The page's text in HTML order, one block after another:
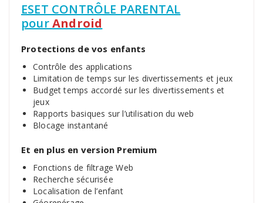
ESET CONTRÔLE PARENTAL
pourAndroid
Protections de vos enfants
Contrôle des applications
Limitation de temps sur les divertissements et jeux
Budget temps accordé sur les divertissements et
jeux
Rapports basiques sur l’utilisation du web
Blocage instantané
Et en plus en version Premium
Fonctions de filtrage Web
Recherche sécurisée
Localisation de l’enfant